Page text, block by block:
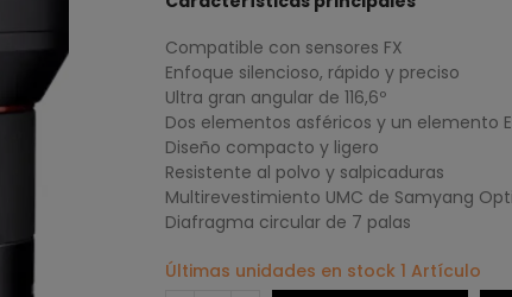
Compatible con sensores FX
Enfoque silencioso, rápido y preciso
Ultra gran angular de 116,6º
Dos elementos asféricos y un elemento
Diseño compacto y ligero
Resistente al polvo y salpicaduras
Multirevestimiento UMC de Samyang
Diafragma circular de 7 palas
Últimas unidades en stock 1 Artículo